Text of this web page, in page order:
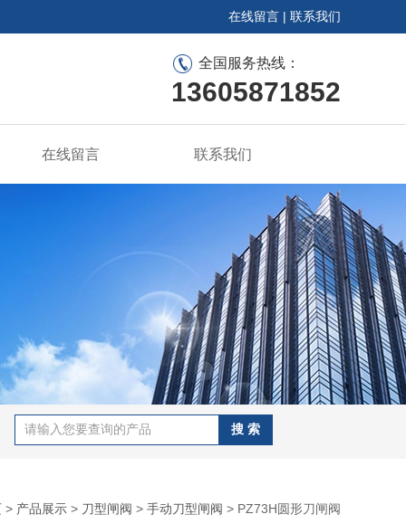
在线留言 | 联系我们
全国服务热线：
13605871852
在线留言 联系我们
> 产品展示 > 刀型闸阀 > 手动刀型闸阀 > PZ73H圆形刀闸阀